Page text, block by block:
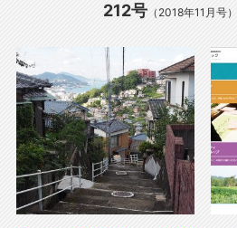
212号（2018年11月号）